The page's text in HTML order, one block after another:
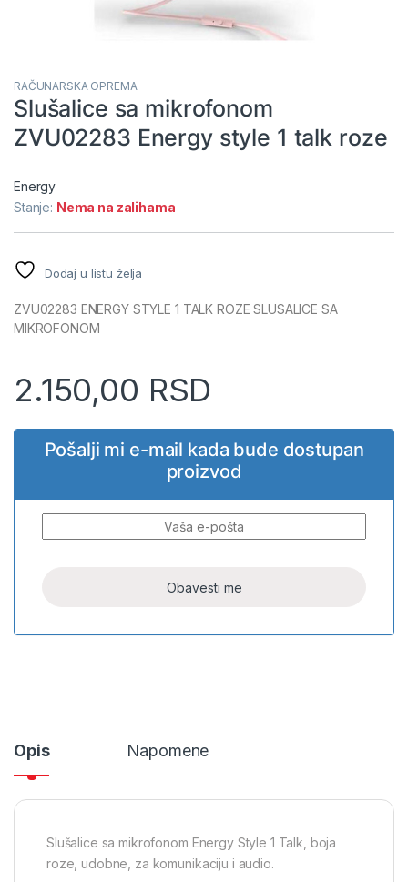
RAČUNARSKA OPREMA
Slušalice sa mikrofonom
ZVU02283 Energy style 1 talk roze
Energy
Stanje: Nema na zalihama
Dodaj u listu želja
ZVU02283 ENERGY STYLE 1 TALK ROZE SLUSALICE SA
MIKROFONOM
2.150,00 RSD
Pošalji mi e-mail kada bude dostupan
proizvod
Opis Napomene
Slušalice sa mikrofonom Energy Style 1 Talk, boja
roze, udobne, za komunikaciju i audio.